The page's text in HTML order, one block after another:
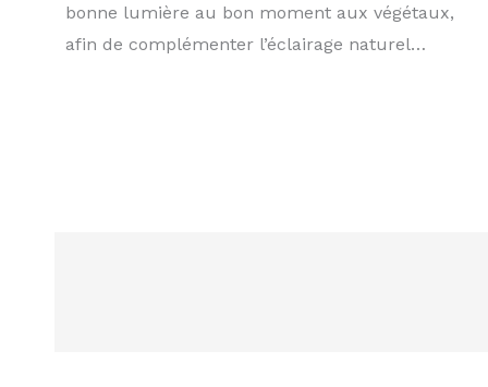
bonne lumière au bon moment aux végétaux,
afin de complémenter l’éclairage naturel…